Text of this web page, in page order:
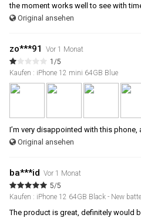
the moment works well to see with
Original ansehen
zo***91
Vor 1 Monat
1/5
Kaufen : iPhone 12 mini 64GB Blue
I’m very disappointed with this
Original ansehen
ba***id Vor 1 Monat
5/5
Kaufen : iPhone 12 64GB Black - New
The product is great, definitely would